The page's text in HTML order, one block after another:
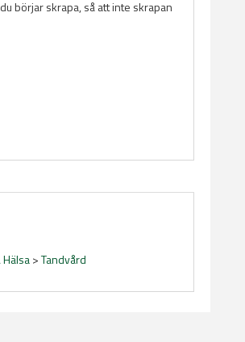
börjar skrapa, så att inte skrapan
>Tandvård